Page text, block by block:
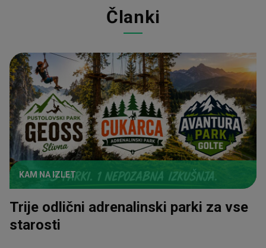
Članki
KAM NA IZLET
Trije odlični adrenalinski parki za vse
starosti